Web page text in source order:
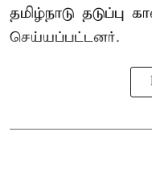
தமிழ்நாடு தடுப்பு
செய்யப்பட்டனர்.